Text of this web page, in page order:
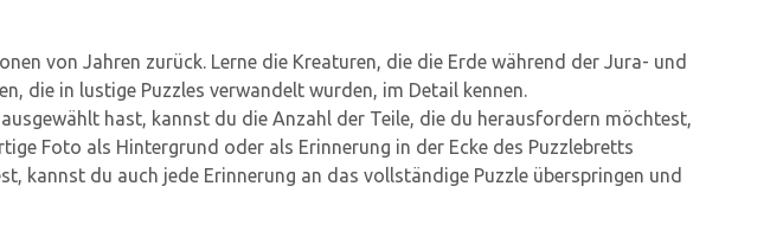
von Jahren zurück. Lerne die Kreaturen, die die Erde während der Jura- und
die in lustige Puzzles verwandelt wurden, im Detail kennen.
hast, kannst du die Anzahl der Teile, die du herausfordern möchtest,
Foto als Hintergrund oder als Erinnerung in der Ecke des Puzzlebretts
kannst du auch jede Erinnerung an das vollständige Puzzle überspringen und